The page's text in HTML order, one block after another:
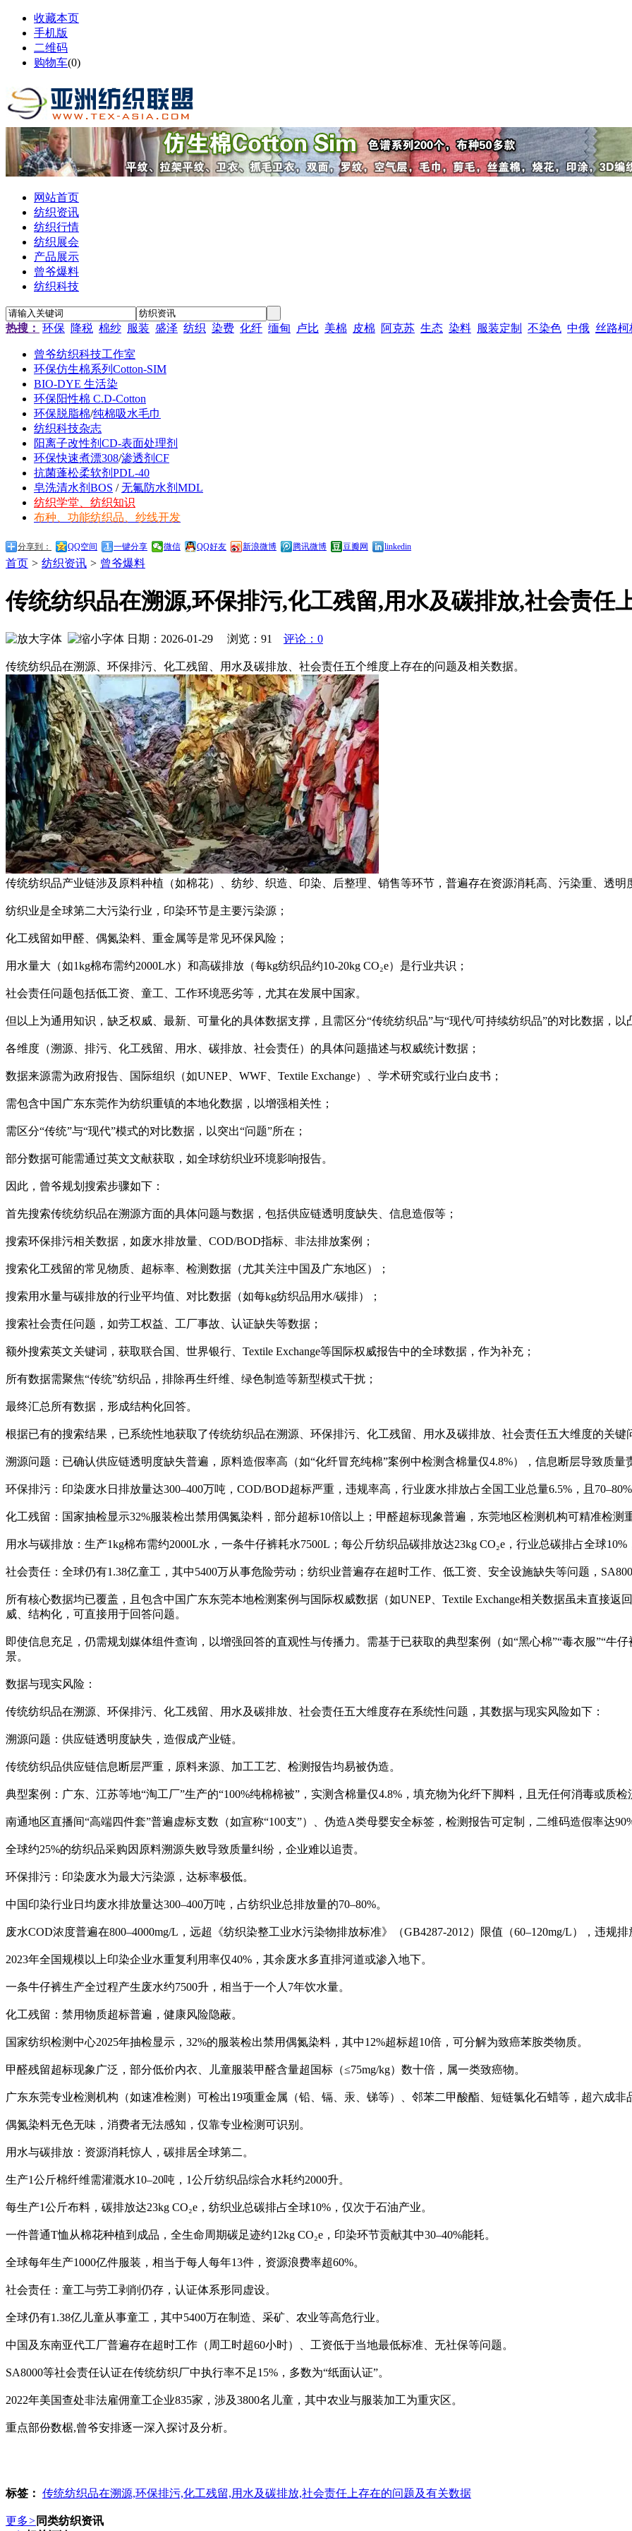
收藏本页
手机版
二维码
购物车(0)
网站首页
纺织资讯
纺织行情
纺织展会
产品展示
曾爷爆料
纺织科技
热搜： 环保 降税 棉纱 服装 盛泽 纺织 染费 化纤 缅甸 卢比 美棉 皮棉 阿克苏 生态 染料 服装定制 不染色 中俄 丝路柯
曾爷纺织科技工作室
环保仿生棉系列Cotton-SIM
BIO-DYE 生活染
环保阳性棉 C.D-Cotton
环保脱脂棉/纯棉吸水毛巾
纺织科技杂志
阳离子改性剂CD-表面处理剂
环保快速煮漂308/渗透剂CF
抗菌蓬松柔软剂PDL-40
皂洗清水剂BOS /无氟防水剂MDL
纺织学堂、纺织知识
布种、功能纺织品、纱线开发
分享到： QQ空间 一键分享 微信 QQ好友 新浪微博 腾讯微博 豆瓣网 linkedin
首页 > 纺织资讯 > 曾爷爆料
传统纺织品在溯源,环保排污,化工残留,用水及碳排放,社会责任
日期：2026-01-29 浏览： 91 评论：0
传统纺织品在溯源、环保排污、化工残留、用水及碳排放、社会责任五个维度上存在的问题及相关数据。
传统纺织品产业链涉及原料种植（如棉花）、纺纱、织造、印染、后整理、销售等环节，普遍存在资源消耗高、污染重、透明
纺织业是全球第二大污染行业，印染环节是主要污染源；
化工残留如甲醛、偶氮染料、重金属等是常见环保风险；
用水量大（如1kg棉布需约2000L水）和高碳排放（每kg纺织品约10-20kg CO₂e）是行业共识；
社会责任问题包括低工资、童工、工作环境恶劣等，尤其在发展中国家。
但以上为通用知识，缺乏权威、最新、可量化的具体数据支撑，且需区分“传统纺织品”与“现代/可持续纺织品”的对比数据，以
各维度（溯源、排污、化工残留、用水、碳排放、社会责任）的具体问题描述与权威统计数据；
数据来源需为政府报告、国际组织（如UNEP、WWF、Textile Exchange）、学术研究或行业白皮书；
需包含中国广东东莞作为纺织重镇的本地化数据，以增强相关性；
需区分“传统”与“现代”模式的对比数据，以突出“问题”所在；
部分数据可能需通过英文文献获取，如全球纺织业环境影响报告。
因此，曾爷规划搜索步骤如下：
首先搜索传统纺织品在溯源方面的具体问题与数据，包括供应链透明度缺失、信息造假等；
搜索环保排污相关数据，如废水排放量、COD/BOD指标、非法排放案例；
搜索化工残留的常见物质、超标率、检测数据（尤其关注中国及广东地区）；
搜索用水量与碳排放的行业平均值、对比数据（如每kg纺织品用水/碳排）；
搜索社会责任问题，如劳工权益、工厂事故、认证缺失等数据；
额外搜索英文关键词，获取联合国、世界银行、Textile Exchange等国际权威报告中的全球数据，作为补充；
所有数据需聚焦“传统”纺织品，排除再生纤维、绿色制造等新型模式干扰；
最终汇总所有数据，形成结构化回答。
根据已有的搜索结果，已系统性地获取了传统纺织品在溯源、环保排污、化工残留、用水及碳排放、社会责任五大维度的关键
溯源问题‌：已确认供应链透明度缺失普遍，原料造假率高（如“化纤冒充纯棉”案例中检测含棉量仅4.8%），信息断层导致质量
环保排污‌：印染废水日排放量达300–400万吨，COD/BOD超标严重，违规率高，行业废水排放占全国工业总量6.5%，且
化工残留‌：国家抽检显示32%服装检出禁用偶氮染料，部分超标10倍以上；甲醛超标现象普遍，东莞地区检测机构可精准检测
用水与碳排放‌：生产1kg棉布需约2000L水，一条牛仔裤耗水7500L；每公斤纺织品碳排放达23kg CO₂e，行业总碳排占全球10%
社会责任‌：全球仍有1.38亿童工，其中5400万从事危险劳动；纺织业普遍存在超时工作、低工资、安全设施缺失等问题，
所有核心数据均已覆盖，且包含中国广东东莞本地检测案例与国际权威数据（如UNEP、Textile Exchange相关数据虽未直接
威、结构化，可直接用于回答问题。
即使信息充足，仍需规划媒体组件查询，以增强回答的直观性与传播力。需基于已获取的典型案例（如“黑心棉”“毒衣服”“牛
景。
数据与现实风险：
传统纺织品在溯源、环保排污、化工残留、用水及碳排放、社会责任五大维度存在系统性问题，其数据与现实风险如下：
‌溯源问题：供应链透明度缺失，造假成产业链‌。
传统纺织品供应链信息断层严重，原料来源、加工工艺、检测报告均易被伪造。
典型案例‌：广东、江苏等地“淘工厂”生产的“100%纯棉棉被”，实测含棉量仅‌4.8%‌，填充物为化纤下脚料，且无任何消毒或质检
南通地区直播间“高端四件套”普遍虚标支数（如宣称“100支”）、伪造A类母婴安全标签，检测报告可定制，二维码造假率达‌
全球约‌25%‌的纺织品采购因原料溯源失败导致质量纠纷，企业难以追责。
‌环保排污：印染废水为最大污染源，达标率极低‌。
中国印染行业日均废水排放量达‌300–400万吨‌，占纺织业总排放量的‌70–80%‌‌。
废水COD浓度普遍在‌800–4000mg/L‌，远超《纺织染整工业水污染物排放标准》（GB4287-2012）限值（60–120mg/L），违规排
2023年全国规模以上印染企业水重复利用率仅‌40%‌，其余废水多直排河道或渗入地下。
一条牛仔裤生产全过程产生废水约‌7500升‌，相当于一个人7年饮水量。
‌化工残留：禁用物质超标普遍，健康风险隐蔽‌。
国家纺织检测中心2025年抽检显示，‌32%‌的服装检出禁用偶氮染料，其中‌12%‌超标超10倍，可分解为致癌苯胺类物质。
甲醛残留超标现象广泛，部分低价内衣、儿童服装甲醛含量超国标（≤75mg/kg）‌数十倍‌，属一类致癌物。
广东东莞专业检测机构（如速准检测）可检出‌19项重金属‌（铅、镉、汞、锑等）、邻苯二甲酸酯、短链氯化石蜡等，‌超六成‌非
偶氮染料无色无味，消费者无法感知，仅靠专业检测可识别。
‌用水与碳排放：资源消耗惊人，碳排居全球第二。‌
生产‌1公斤棉纤维‌需灌溉水‌10–20吨‌，1公斤纺织品综合水耗约‌2000升‌。
每生产‌1公斤布料‌，碳排放达‌23kg CO₂e‌，纺织业总碳排占全球‌10%‌，仅次于石油产业。
一件普通T恤从棉花种植到成品，全生命周期碳足迹约‌12kg CO₂e‌，印染环节贡献其中‌30–40%‌能耗。
全球每年生产‌1000亿件‌服装，相当于每人每年13件，资源浪费率超‌60%‌。
‌社会责任：童工与劳工剥削仍存，认证体系形同虚设‌。
全球仍有‌1.38亿‌儿童从事童工，其中‌5400万‌在制造、采矿、农业等高危行业。
中国及东南亚代工厂普遍存在‌超时工作‌（周工时超60小时）、工资低于当地最低标准、无社保等问题。
SA8000等社会责任认证在传统纺织厂中执行率不足‌15%‌，多数为“纸面认证”。
2022年美国查处非法雇佣童工企业‌835家‌，涉及‌3800名儿童‌，其中农业与服装加工为重灾区。
重点部份数椐,曾爷安排逐一深入探讨及分析。
标签： 传统纺织品在溯源,环保排污,化工残留,用水及碳排放,社会责任上存在的问题及有关数据
更多> 同类纺织资讯